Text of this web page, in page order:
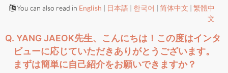
You can also read in English | 日本語 | 한국어 | 简体中文 | 繁體中
文
Q. YANG JAEOK先生、こんにちは！この度はインタ
ビューに応じていただきありがとうございます。
まずは簡単に自己紹介をお願いできますか？